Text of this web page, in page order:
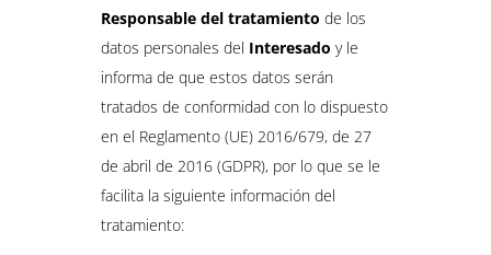
Responsable del tratamiento de los
datos personales del Interesado y le
informa de que estos datos serán
tratados de conformidad con lo dispuesto
en el Reglamento (UE) 2016/679, de 27
de abril de 2016 (GDPR), por lo que se le
facilita la siguiente información del
tratamiento: